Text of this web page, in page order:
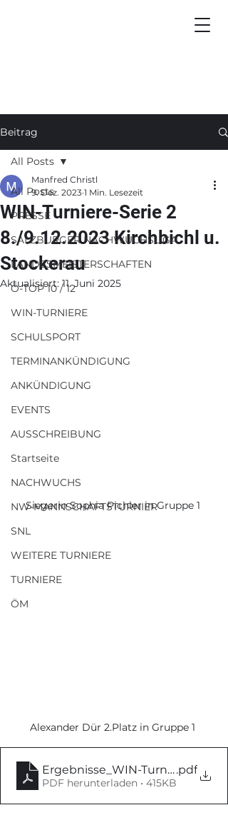
Beitrag
All Posts
PRESSE
SALZBURGER NACHWUCHSLIGA
LANDESMEISTERSCHAFTEN
Ö-TOP 10 / 12
WIN-TURNIERE
SCHULSPORT
TERMINANKÜNDIGUNG
ANKÜNDIGUNG
EVENTS
AUSSCHREIBUNG
Startseite
NACHWUCHS
NW-MANNSCHAFTSTURNIER
SNL
WEITERE TURNIERE
TURNIERE
ÖM
All Posts
WIN-Turniere-Serie 2
8./9.12.2023 Kirchbichl u.
Stockerau
Manfred Christl
9. Dez. 2023 1 Min. Lesezeit
Aktualisiert:11. Juni 2025
Siegerin Sophia Pichler in Gruppe 1
Alexander Dür 2.Platz in Gruppe 1
Ergebnisse_WIN-Turniere-
.pdf
PDF herunterladen • 415KB